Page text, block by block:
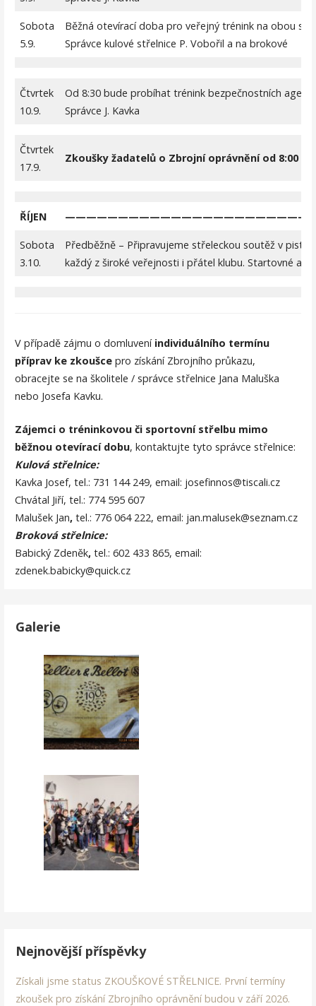
Sobota
5.9.
Běžná otevírací doba pro veřejný trénink na obou
Správce kulové střelnice P. Vobořil a na brokové
Čtvrtek
10.9.
Od 8:30 bude probíhat trénink bezpečnostních
Správce J. Kavka
Čtvrtek
17.9.
Zkoušky žadatelů o Zbrojní oprávnění od 8:00
ŘÍJEN
Sobota
3.10.
Předběžně – Připravujeme střeleckou soutěž v
každý z široké veřejnosti i přátel klubu. Startovné a
V případě zájmu o domluveníindividuálního termínu
příprav ke zkoušcepro získání Zbrojního průkazu,
obracejte se na školitele / správce střelnice Jana Maluška
nebo Josefa Kavku.
Zájemci o tréninkovou či sportovní střelbu mimo
běžnou otevírací dobu, kontaktujte tyto správce střelnice:
Kulová střelnice:
Kavka Josef, tel.: 731 144 249, email: josefinnos@tiscali.cz
Chvátal Jiří, tel.: 774 595 607
Malušek Jan, tel.: 776 064 222, email: jan.malusek@seznam.cz
Broková střelnice:
Babický Zdeněk, tel.: 602 433 865, email:
zdenek.babicky@quick.cz
Galerie
Nejnovější příspěvky
Získali jsme status ZKOUŠKOVÉ STŘELNICE. První termíny
zkoušek pro získání Zbrojního oprávnění budou v září 2026.